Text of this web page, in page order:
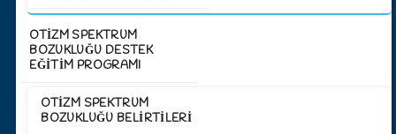
OTİZM SPEKTRUM
BOZUKLUĞU DESTEK
EĞİTİM PROGRAMI
OTIZM SPEKTRUM
BOZUKLUĞU BELIRTILERI